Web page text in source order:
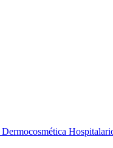
Dermocosmética